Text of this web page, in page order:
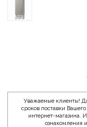
Уважаемые клиенты!
сроков поставки
интернет-магазина.
ознакомления